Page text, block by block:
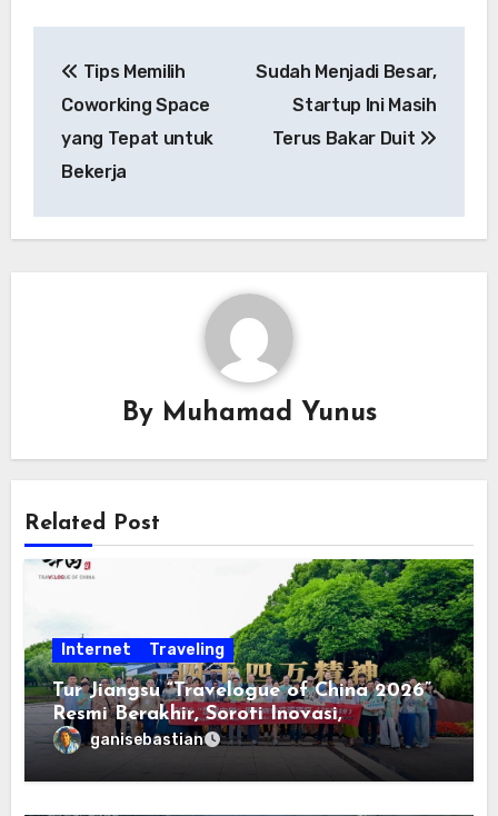
pos
Tips Memilih
Coworking Space
yang Tepat untuk
Bekerja
Sudah Menjadi Besar,
Startup Ini Masih
Terus Bakar Duit
By Muhamad Yunus
Related Post
Internet Traveling
Tur Jiangsu “Travelogue of China 2026”
Resmi Berakhir, Soroti Inovasi,
Keterbukaan, dan Pembangunan
Berorientasi pada Masyarakat
ganisebastian